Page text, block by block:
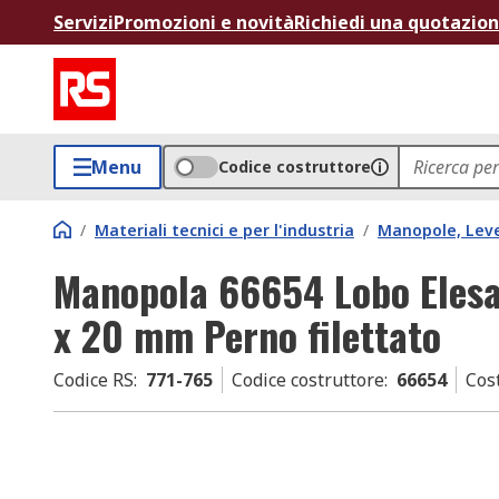
ServiziPromozioni e novitàRichiedi una
Menu Codice costruttore
/ Materiali tecnici e per l'industria / Manopole,
Manopola 66654 Lobo
x 20 mm Perno filettato
Codice RS: 771-765 Codice costruttore: 66654